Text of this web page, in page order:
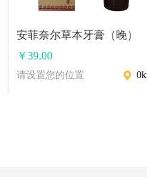
安菲奈尔草本牙膏（晚）
￥39.00
请设置您的位置